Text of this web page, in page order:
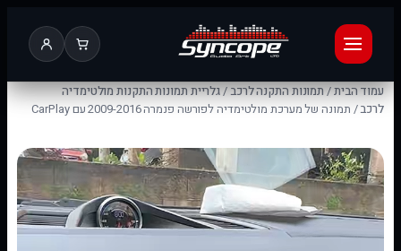
עמוד הבית/תמונות התקנה לרכב/גלריית תמונות התקנות מולטימדיה
לרכב/ תמונה של מערכת מולטימדיה לפורשה פנמרה 2009-2016 עם CarPlay